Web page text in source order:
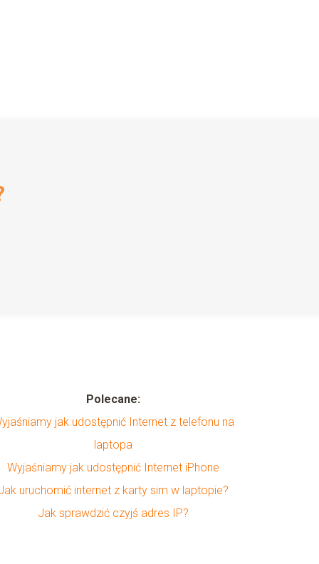
Polecane:
jak udostępnić Internet z telefonu na
laptopa
Wyjaśniamy jak udostępnić Internet iPhone
uruchomić internet z karty sim w laptopie?
Jak sprawdzić czyjś adres IP?